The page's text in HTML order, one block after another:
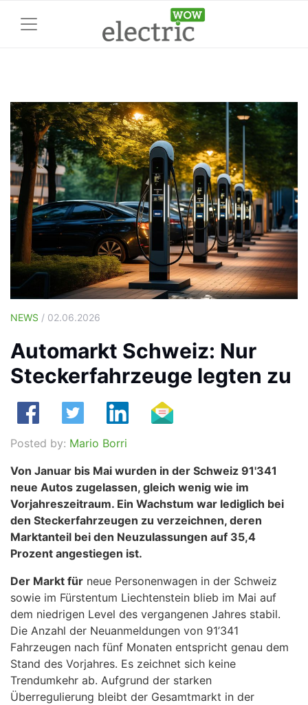
NEWS / 02.06.2026
Automarkt Schweiz: Nur
Steckerfahrzeuge legten zu
Posted by: Mario Borri
Von Januar bis Mai wurden in der Schweiz 91'341
neue Autos zugelassen, gleich wenig wie im
Vorjahreszeitraum. Ein Wachstum war lediglich bei
den Steckerfahrzeugen zu verzeichnen, deren
Marktanteil bei den Neuzulassungen auf 35,4
Prozent angestiegen ist.
Der Markt für neue Personenwagen in der Schweiz
sowie im Fürstentum Liechtenstein blieb im Mai auf
dem niedrigen Level des vergangenen Jahres stabil.
Die Anzahl der Neuanmeldungen von 91’341
Fahrzeugen nach fünf Monaten entspricht genau dem
Stand des Vorjahres. Es zeichnet sich keine
Trendumkehr ab. Aufgrund der starken
Überregulierung bleibt der Gesamtmarkt in der